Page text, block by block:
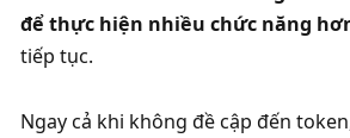
để thực hiện nhiều chức năng
tiếp tục.
Ngay cả khi không đề cập đến